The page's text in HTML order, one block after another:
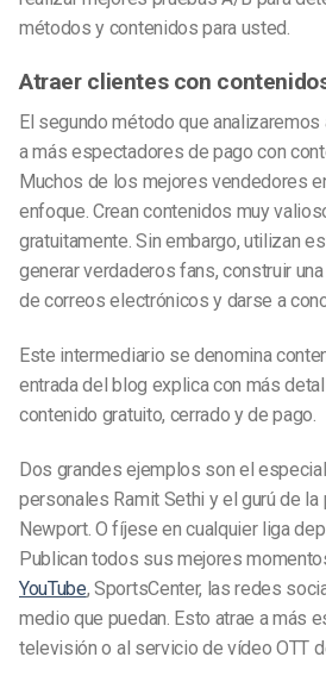
métodos y contenidos para usted.
Atraer clientes con
El segundo método que
a más espectadores de pago con
Muchos de los mejores vendedores
enfoque. Crean contenidos muy
gratuitamente. Sin embargo, utilizan
generar verdaderos fans, construir
de correos electrónicos y darse a
Este intermediario se denomina
entrada del blog explica con más
contenido gratuito, cerrado y de pago.
Dos grandes ejemplos son el
personales Ramit Sethi y el gurú de la
Newport. O fíjese en cualquier liga
Publican todos sus mejores
YouTube, SportsCenter, las redes
medio que puedan. Esto atrae a más
televisión o al servicio de vídeo OTT